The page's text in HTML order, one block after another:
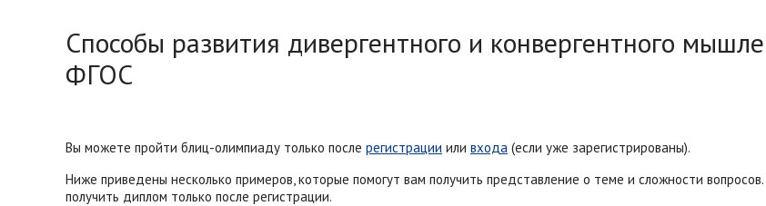
Способы развития дивергентного и конвергентного
ФГОС
Вы можете пройти блиц-олимпиаду только после регистрации или входа (если уже зарегистрированы).
Ниже приведены несколько примеров, которые помогут вам получить представление о теме и сложности
получить диплом только после регистрации.